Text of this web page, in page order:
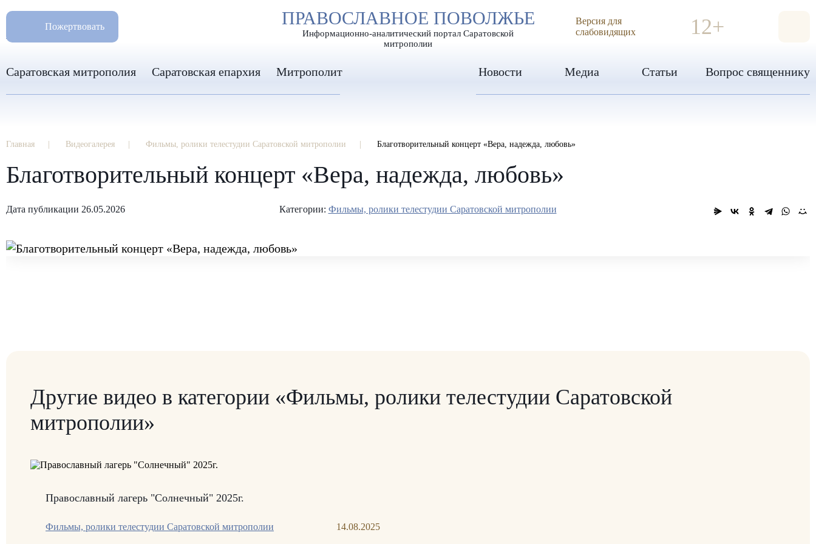
РАЗМЕР ШРИФТА А А А ИЗОБРАЖЕНИЯ
ПРАВОСЛАВНОЕ ПОВОЛЖЬЕ
Информационно-аналитический портал Саратовской
митрополии
Пожертвовать
8 960 346 31 04
info-sar@mail.ru
Версия для
слабовидящих
12+
Саратовская митрополия Саратовская епархия Митрополит Новости Медиа Статьи Вопрос священнику
Главная Видеогалерея Фильмы, ролики телестудии Саратовской митрополии Благотворительный концерт «Вера, надежда, любовь»
Благотворительный концерт «Вера, надежда, любовь»
Дата публикации 26.05.2026 Категории: Фильмы, ролики телестудии Саратовской митрополии
Другие видео в категории «Фильмы, ролики телестудии Саратовской
митрополии»
Православный лагерь "Солнечный" 2025г.
Фильмы, ролики телестудии Саратовской митрополии 14.08.2025